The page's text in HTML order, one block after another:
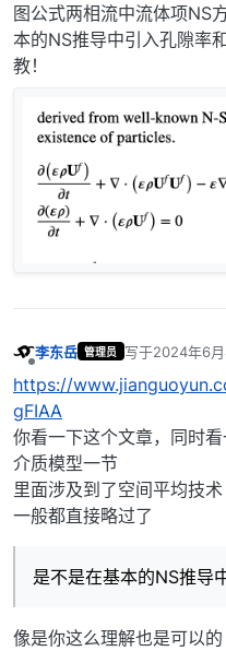
图公式两相流中流体项NS
本的NS推导中引入孔隙率
教！
李东岳 管理员 写于2024年6
最后由 编辑
https://
gFIAA
你看一下这个文章，同时
介质模型一节
里面涉及到了空间平均技术
一般都直接略过了
是不是在基本的NS推导
像是你这么理解也是可以的